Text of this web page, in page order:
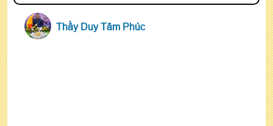
Thầy Duy Tâm Phúc